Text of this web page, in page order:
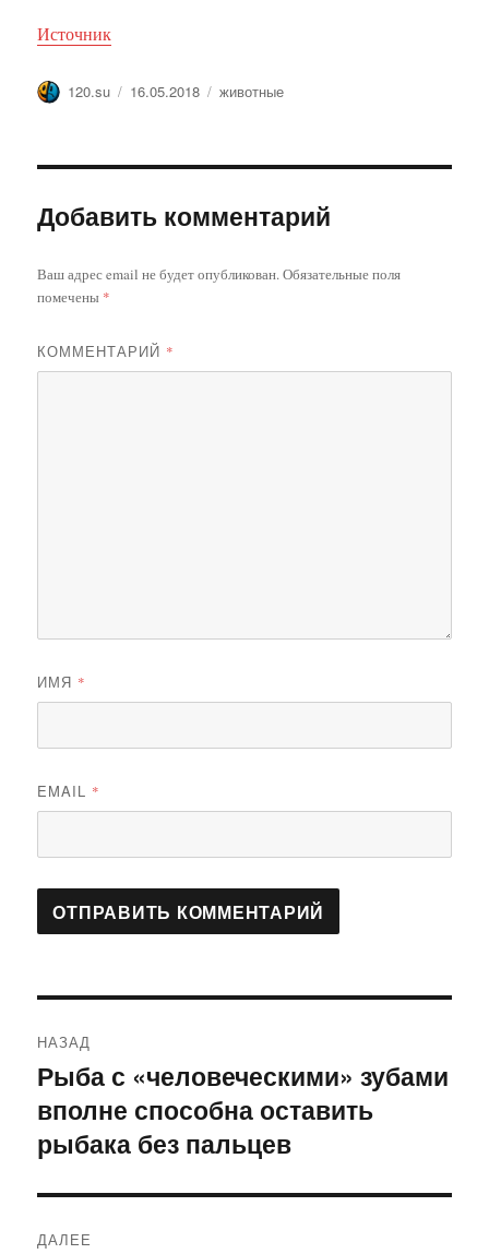
Источник
Автор
120.su Опубликовано
16.05.2018 Метки
животные
Добавить комментарий
Ваш адрес email не будет опубликован.Обязательные поля
помечены *
КОММЕНТАРИЙ *
ИМЯ *
EMAIL *
по
записям
НАЗАД
Предыдущая
запись:
Рыба с «человеческими» зубами
вполне способна оставить
рыбака без пальцев
ДАЛЕЕ